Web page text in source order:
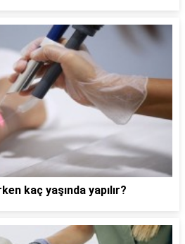
kaç yaşında yapılır?